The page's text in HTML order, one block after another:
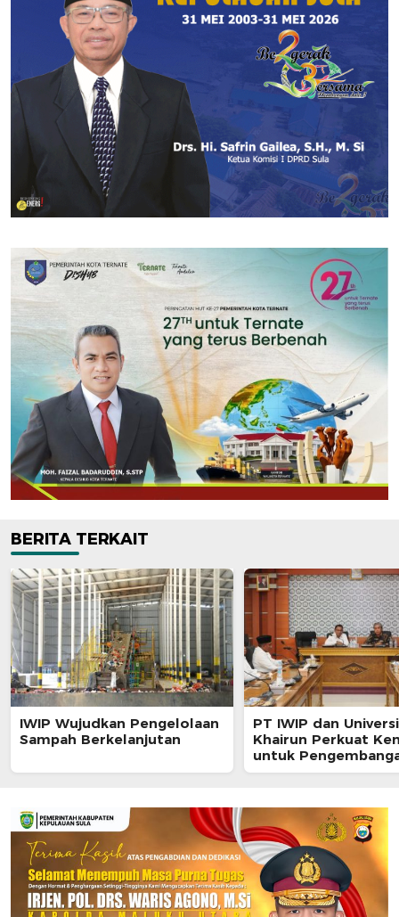
BERITA TERKAIT
IWIP Wujudkan Pengelolaan
Sampah Berkelanjutan
PT IWIP dan
Khairun Perkuat
untuk
Maluku Utara